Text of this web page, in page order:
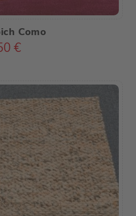
Como
€Aktueller
Preis